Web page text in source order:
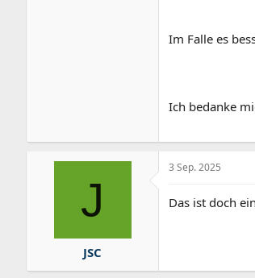
Im Falle es
Ich bedanke
J
JSC
3 Sep. 2025
Das ist doch